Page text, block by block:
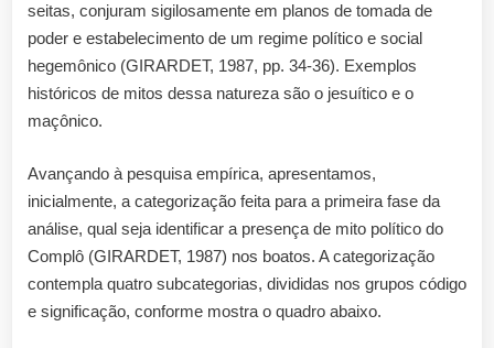
seitas, conjuram sigilosamente em planos de tomada de
poder e estabelecimento de um regime político e social
hegemônico (GIRARDET, 1987, pp. 34-36). Exemplos
históricos de mitos dessa natureza são o jesuítico e o
maçônico.
Avançando à pesquisa empírica, apresentamos,
inicialmente, a categorização feita para a primeira fase da
análise, qual seja identificar a presença de mito político do
Complô (GIRARDET, 1987) nos boatos. A categorização
contempla quatro subcategorias, divididas nos grupos código
e significação, conforme mostra o quadro abaixo.